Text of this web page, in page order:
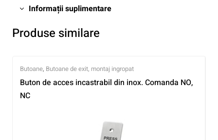
Informații suplimentare
Produse similare
Butoane, Butoane de exit, montaj ingropat
Buton de acces incastrabil din inox. Comanda NO,
NC